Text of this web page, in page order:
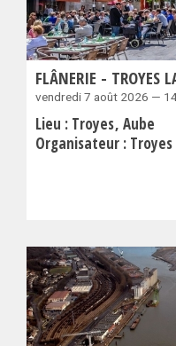
FLÂNERIE - TROYES
vendredi 7 août 2026 —
Lieu : Troyes Aube
Organisateur :